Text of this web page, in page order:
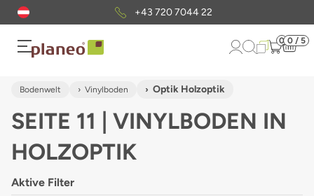
KostenloserMusterversand
0 0 / 5
Bodenwelt Vinylboden Optik Holzoptik
SEITE 11 | VINYLBODEN IN
HOLZOPTIK
Aktive Filter